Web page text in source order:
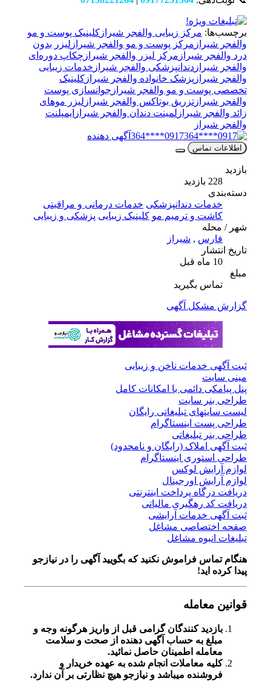
برچسب‌ها:مرکز زیبایی والفجر شیرازکلینیک پوست و مو
والفجر شیرازمرکز پوست و مو والفجر شیرازلیزر بدون
درد والفجر شیرازمرکز لیزر والفجر شیرازچکاپ دوره‌ای
والفجر شیرازدندانپزشکی والفجر شیرازخدمات زیبایی
والفجر شیرازپزشک خانواده والفجر شیرازکلینیک
تخصصی پوست و مو والفجر شیرازجوانسازی پوست
والفجر شیرازتزریق بوتاکس والفجر شیرازلیزر موهای
زائد والفجر شیرازلمینت دندان والفجر شیرازایمپلنت
والفجر شیراز
0917****364
آگهی دهنده
اطلاعات تماس
دسته‌بندی
خدمات دندانپزشکی خدمات درمانی و مراقبتی
کاشت و ترمیم مو کلینیک زیبایی پزشکی و زیبایی
شهر / محله
فارس, شیراز
تاریخ انتشار
تماس بگیرید
گزارش مشکل آگهی
ثبت آگهی خدمات ناخن و زیبایی
مینی سایت
پنل پیامکی دائمی با امکانات کامل
طراحی بنر سایت
لیست سایتهای تبلیغاتی رایگان
طراحی پست اینستاگرام
طراحی بنر تبلیغاتی
ثبت آگهی املاک (رایگان و نامحدود)
طراحی استوری اینستاگرام
لوازم آرایش لوکس
لوازم آرایش اورجینال
دریافت درگاه پرداخت اینترنتی
دریافت کد رهگیری مالیاتی
ثبت آگهی خدمات آرایشی
صفحه اختصاصی مشاغل
تبلیغات انبوه مشاغل
هنگام تماس فراموش نکنید که بگویید آگهی را در نیازجو
پیدا کرده اید!
قوانین معامله
بازدید کنندگان گرامی قبل از واریز هرگونه وجه و
مبلغ به حساب آگهی دهنده از صحت و سلامت
معامله اطمینان حاصل نمائید.
کلیه معاملات انجام شده به عهده خریدار و
فروشنده میباشد و نیازجو هیچ نظارتی بر آن ندارد.